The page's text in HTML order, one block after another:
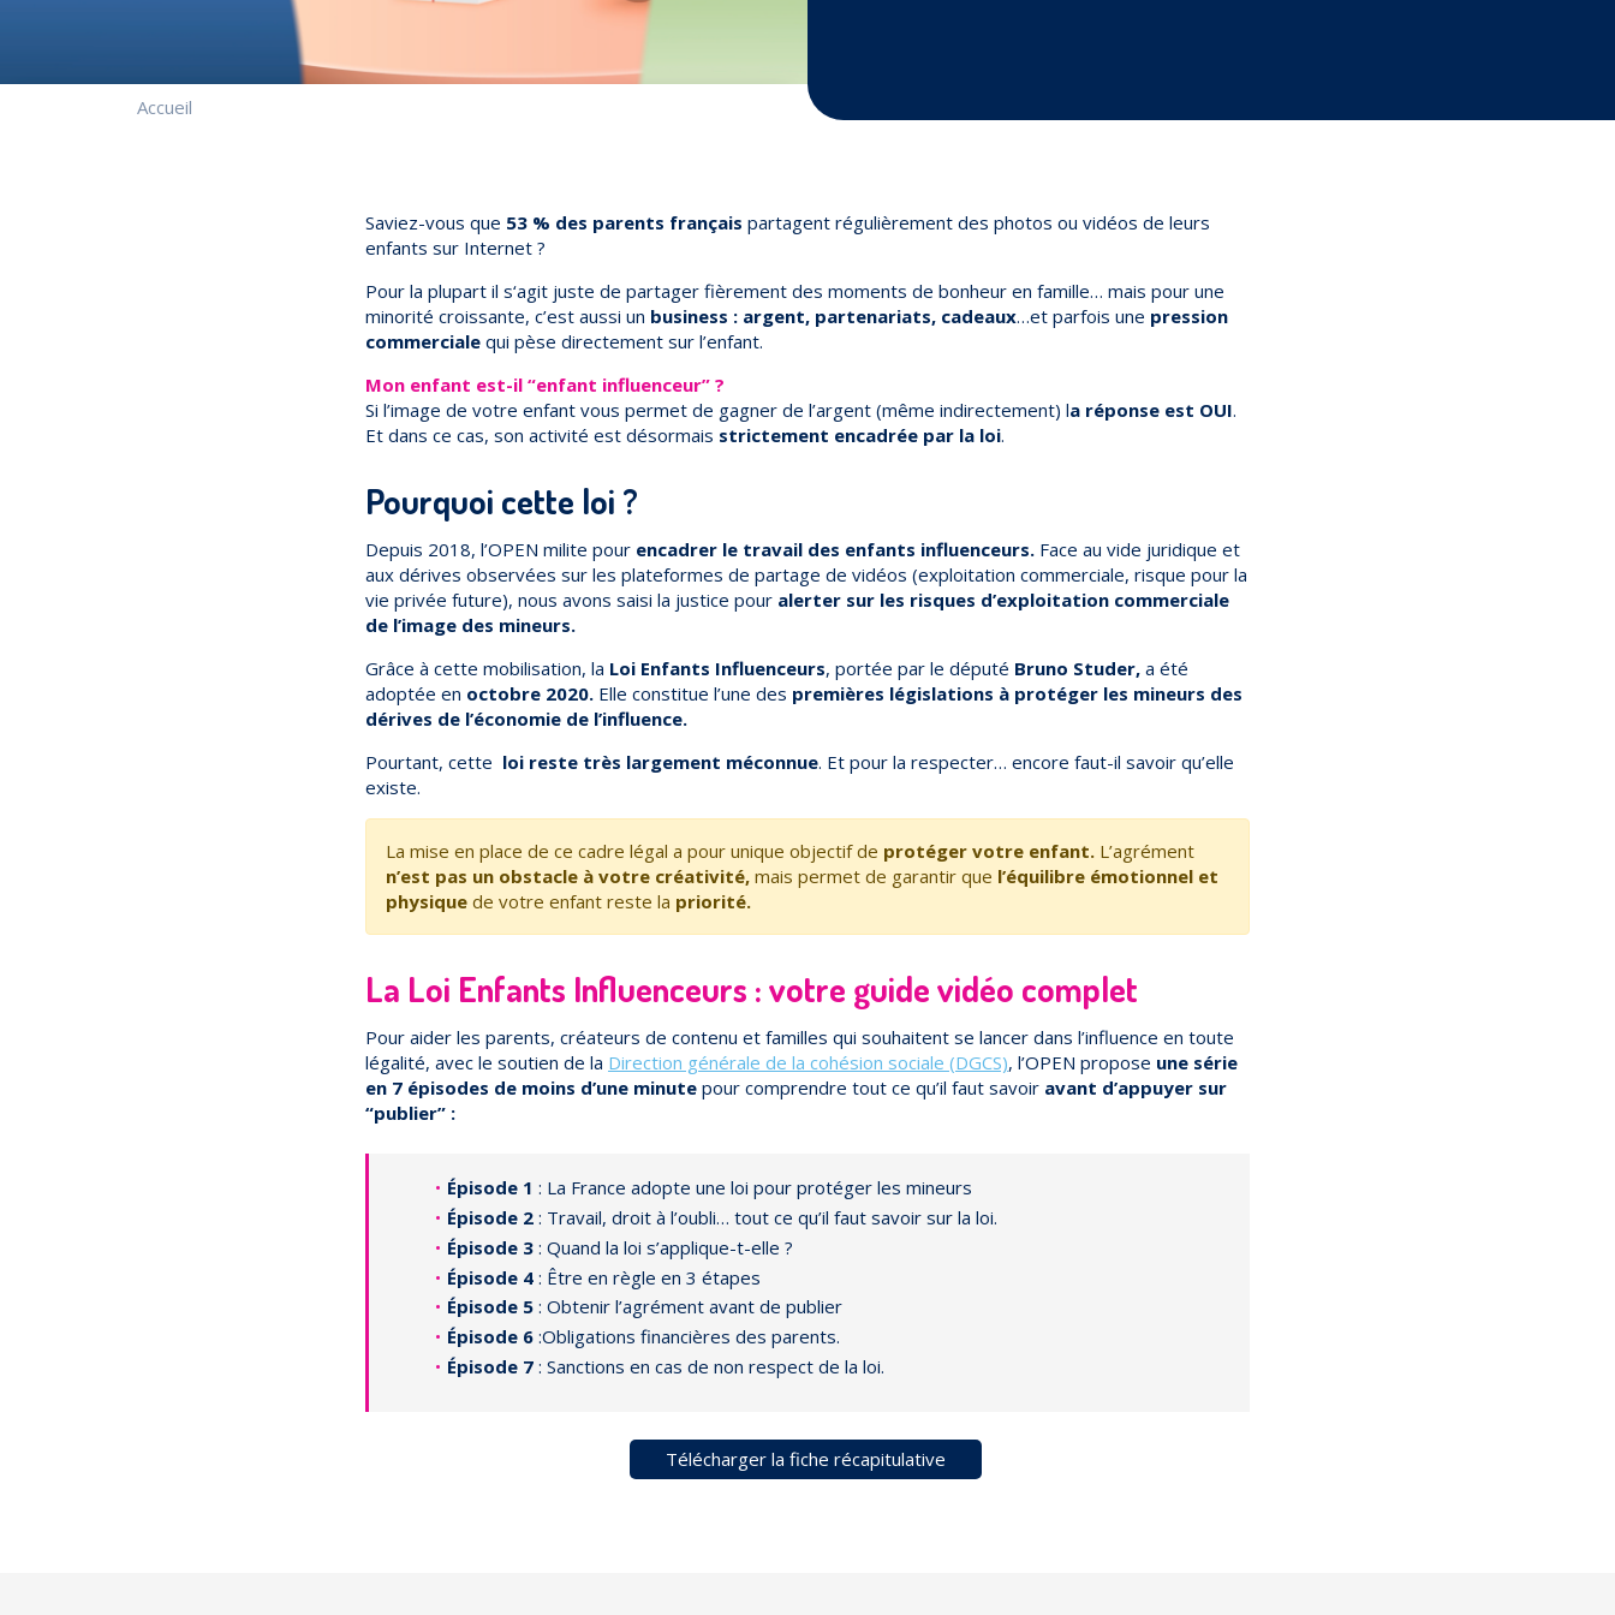
Accueil
Saviez-vous que 53 % des parents français partagent régulièrement des photos ou vidéos de leurs
enfants sur Internet ?
Pour la plupart il s‘agit juste de partager fièrement des moments de bonheur en famille… mais pour une
minorité croissante, c’est aussi un business : argent, partenariats, cadeaux…et parfois une pression
commerciale qui pèse directement sur l’enfant.
Mon enfant est-il “enfant influenceur” ?
Si l’image de votre enfant vous permet de gagner de l’argent (même indirectement) la réponse est OUI.
Et dans ce cas, son activité est désormais strictement encadrée par la loi.
Pourquoi cette loi ?
Depuis 2018, l’OPEN milite pour encadrer le travail des enfants influenceurs. Face au vide juridique et
aux dérives observées sur les plateformes de partage de vidéos (exploitation commerciale, risque pour la
vie privée future), nous avons saisi la justice pour alerter sur les risques d’exploitation commerciale
de l’image des mineurs.
Grâce à cette mobilisation, la Loi Enfants Influenceurs, portée par le député Bruno Studer, a été
adoptée en octobre 2020. Elle constitue l’une des premières législations à protéger les mineurs des
dérives de l’économie de l’influence.
Pourtant, cette loi reste très largement méconnue. Et pour la respecter… encore faut-il savoir qu’elle
existe.
La mise en place de ce cadre légal a pour unique objectif de protéger votre enfant. L’agrément
n’est pas un obstacle à votre créativité, mais permet de garantir que l’équilibre émotionnel et
physique de votre enfant reste la priorité.
La Loi Enfants Influenceurs : votre guide vidéo complet
Pour aider les parents, créateurs de contenu et familles qui souhaitent se lancer dans l’influence en toute
légalité, avec le soutien de la Direction générale de la cohésion sociale (DGCS), l’OPEN propose une série
en 7 épisodes de moins d’une minute pour comprendre tout ce qu’il faut savoir avant d’appuyer sur
“publier” :
Épisode 1 : La France adopte une loi pour protéger les mineurs
Épisode 2: Travail, droit à l’oubli… tout ce qu’il faut savoir sur la loi.
Épisode 3: Quand la loi s’applique-t-elle ?
Épisode 4: Être en règle en 3 étapes
Épisode 5: Obtenir l’agrément avant de publier
Épisode 6:Obligations financières des parents.
Épisode 7: Sanctions en cas de non respect de la loi.
Télécharger la fiche récapitulative